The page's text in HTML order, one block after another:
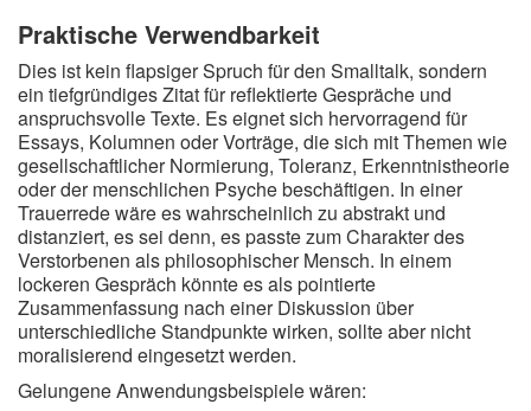
Praktische Verwendbarkeit
Dies ist kein flapsiger Spruch für den Smalltalk, sondern
ein tiefgründiges Zitat für reflektierte Gespräche und
anspruchsvolle Texte. Es eignet sich hervorragend für
Essays, Kolumnen oder Vorträge, die sich mit Themen wie
gesellschaftlicher Normierung, Toleranz, Erkenntnistheorie
oder der menschlichen Psyche beschäftigen. In einer
Trauerrede wäre es wahrscheinlich zu abstrakt und
distanziert, es sei denn, es passte zum Charakter des
Verstorbenen als philosophischer Mensch. In einem
lockeren Gespräch könnte es als pointierte
Zusammenfassung nach einer Diskussion über
unterschiedliche Standpunkte wirken, sollte aber nicht
moralisierend eingesetzt werden.
Gelungene Anwendungsbeispiele wären: